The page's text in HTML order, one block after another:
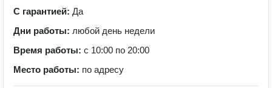
С гарантией: Да
Дни работы: любой день недели
Время работы: с 10:00 по 20:00
Место работы: по адресу